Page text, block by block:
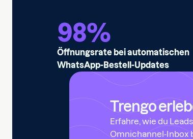
98%
Öffnungsrate bei automatischen
WhatsApp-Bestell-Updates
Trengo
Erfahre, wie du
Omnichannel-Inbox